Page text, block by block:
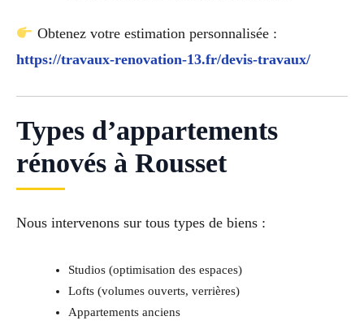
Obtenez votre estimation personnalisée :
https://travaux-renovation-13.fr/devis-travaux/
Types d’appartements
rénovés à Rousset
Nous intervenons sur tous types de biens :
Studios (optimisation des espaces)
Lofts (volumes ouverts, verrières)
Appartements anciens